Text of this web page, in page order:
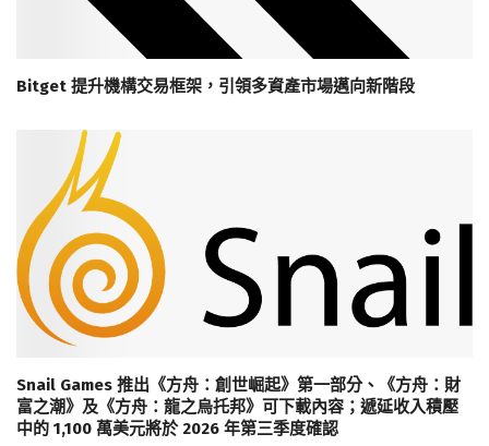
Bitget 提升機構交易框架，引領多資產市場邁向新階段
Snail Games 推出《方舟：創世崛起》第一部分、《方舟：財
富之潮》及《方舟：龍之烏托邦》可下載內容；遞延收入積壓
中的 1,100 萬美元將於 2026 年第三季度確認